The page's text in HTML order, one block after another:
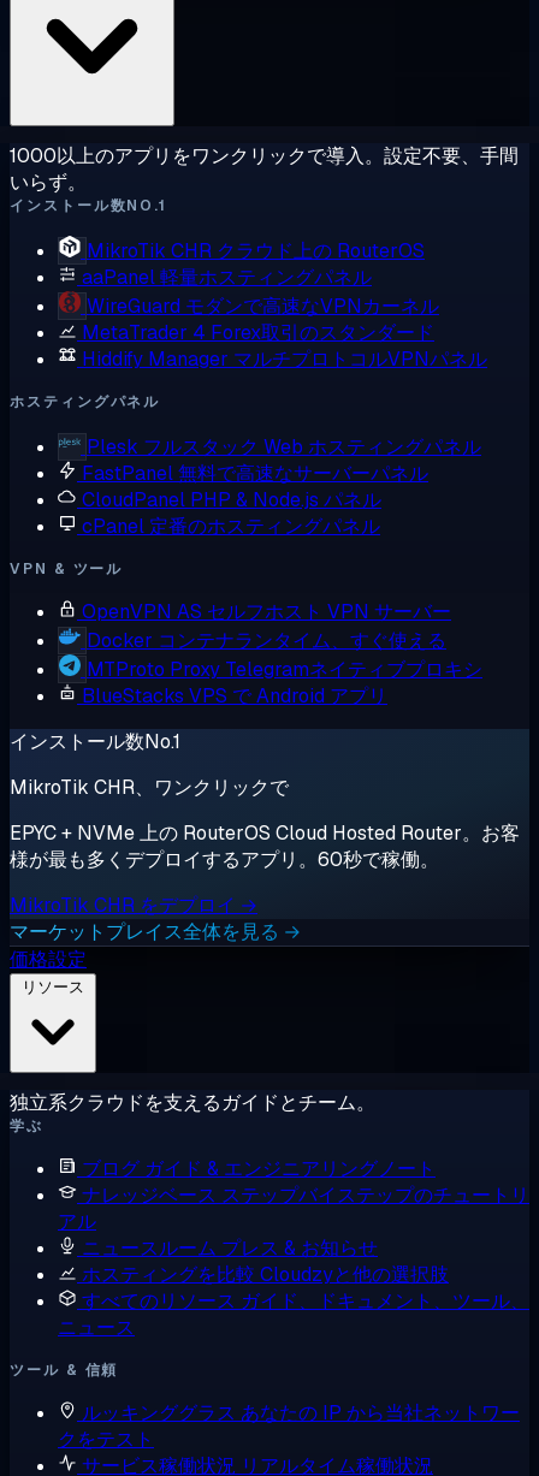
1000以上のアプリをワンクリックで導入。設定不要、手間
いらず。
インストール数NO.1
MikroTik CHR クラウド上の RouterOS
aaPanel軽量ホスティングパネル
WireGuard モダンで高速なVPNカーネル
MetaTrader 4 Forex取引のスタンダード
Hiddify Manager マルチプロトコルVPNパネル
ホスティングパネル
Plesk フルスタック Web ホスティングパネル
FastPanel無料で高速なサーバーパネル
CloudPanel PHP & Node.js パネル
cPanel 定番のホスティングパネル
VPN & ツール
OpenVPN AS セルフホスト VPN サーバー
Docker コンテナランタイム、すぐ使える
MTProto Proxy Telegramネイティブプロキシ
BlueStacks VPS で Android アプリ
インストール数No.1
MikroTik CHR、ワンクリックで
EPYC + NVMe 上の RouterOS Cloud Hosted Router。お客
様が最も多くデプロイするアプリ。60秒で稼働。
MikroTik CHR をデプロイ →
マーケットプレイス全体を見る →
価格設定
独立系クラウドを支えるガイドとチーム。
学ぶ
ブログ ガイド & エンジニアリングノート
ナレッジベース ステップバイステップのチュートリ
アル
ニュースルーム プレス & お知らせ
ホスティングを比較 Cloudzyと他の選択肢
すべてのリソース ガイド、ドキュメント、ツール、
ニュース
ツール & 信頼
ルッキンググラス あなたの IP から当社ネットワー
クをテスト
サービス稼働状況 リアルタイム稼働状況